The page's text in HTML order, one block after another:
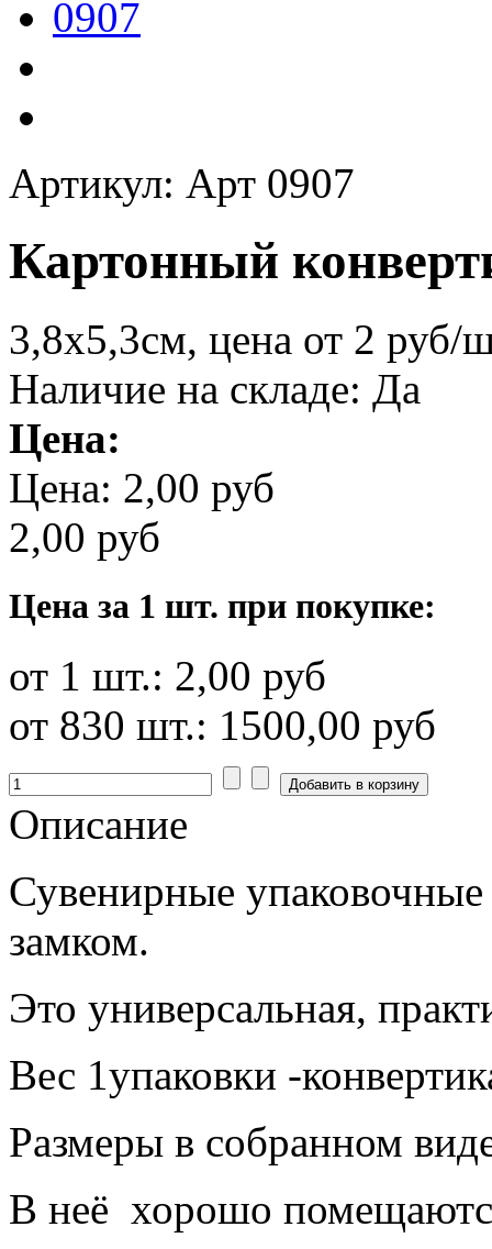
Артикул: Арт 0907
Картонный
3,8х5,3см, цена от 2 руб/
Наличие на складе: Да
Цена:
Цена: 2,00 руб
2,00 руб
Цена за 1 шт. при покупке:
от 1 шт.: 2,00 руб
от 830 шт.: 1500,00 руб
Описание
Сувенирные
замком.
Это универсальная,
Вес 1упаковки -
Размеры в собранном
В неё хорошо